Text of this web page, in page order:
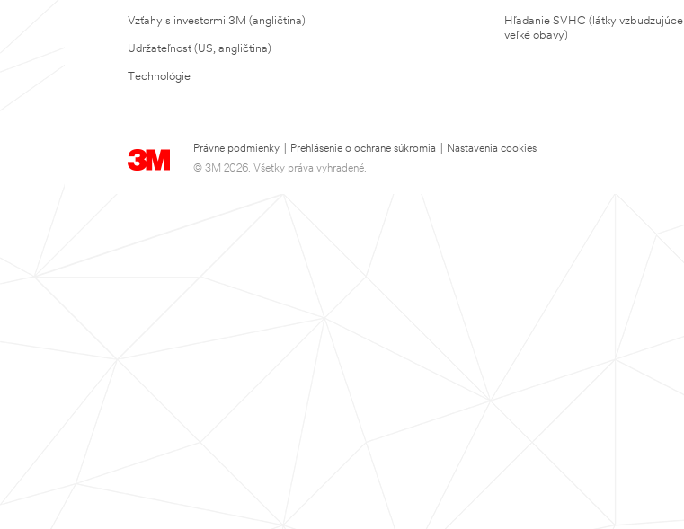
Vzťahy s investormi 3M (angličtina)
Udržateľnosť (US, angličtina)
Technológie
Hľadanie SVHC (látky vzbudzujúce
veľké obavy)
Právne podmienky Prehlásenie o ochrane súkromia
Nastavenia cookies
© 3M 2026. Všetky práva vyhradené.